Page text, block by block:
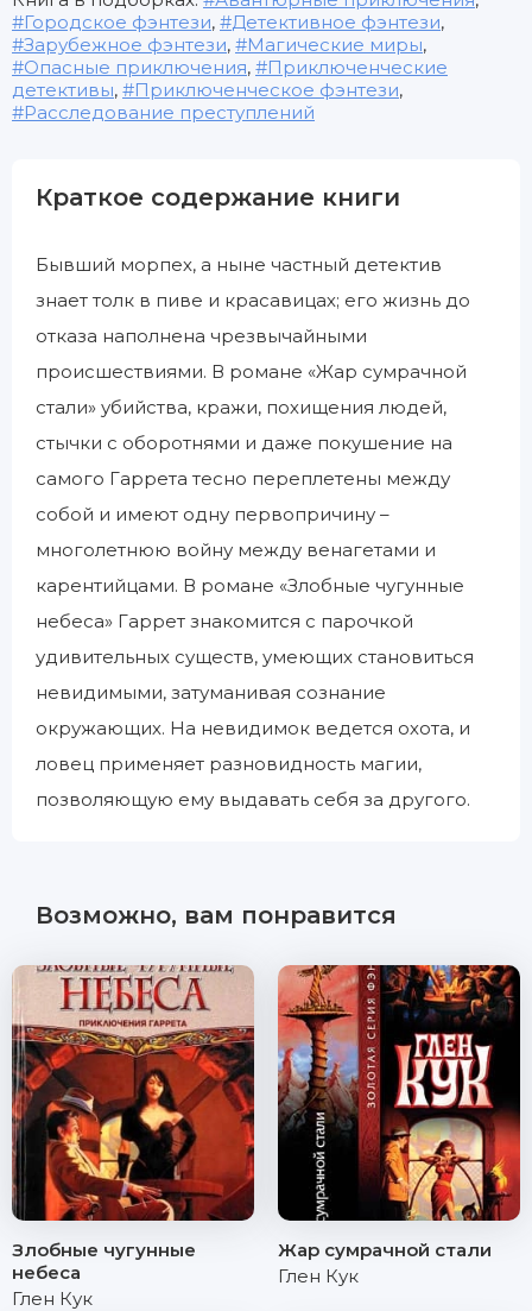
Городское фэнтези, Детективное фэнтези,
Зарубежное фэнтези, Магические миры,
Опасные приключения,
Приключенческие
детективы, Приключенческое фэнтези,
Расследование преступлений
Краткое содержание книги
Бывший морпех, а ныне частный детектив
знает толк в пиве и красавицах; его жизнь до
отказа наполнена чрезвычайными
происшествиями. В романе «Жар сумрачной
стали» убийства, кражи, похищения людей,
стычки с оборотнями и даже покушение на
самого Гаррета тесно переплетены между
собой и имеют одну первопричину –
многолетнюю войну между венагетами и
карентийцами. В романе «Злобные чугунные
небеса» Гаррет знакомится с парочкой
удивительных существ, умеющих становиться
невидимыми, затуманивая сознание
окружающих. На невидимок ведется охота, и
ловец применяет разновидность магии,
позволяющую ему выдавать себя за другого.
Возможно, вам понравится
Злобные чугунные
небеса
Глен Кук
Жар сумрачной стали
Глен Кук